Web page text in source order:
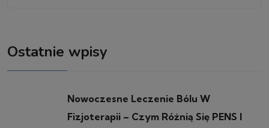
Ostatnie wpisy
Nowoczesne Leczenie Bólu W
Fizjoterapii – Czym Różnią Się PENS I